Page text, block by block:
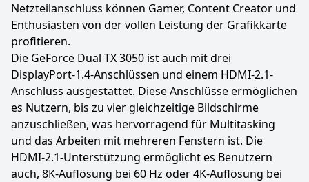
Netzteilanschluss können Gamer, Content Creator und
Enthusiasten von der vollen Leistung der Grafikkarte
profitieren.
Die GeForce Dual TX 3050 ist auch mit drei
DisplayPort-1.4-Anschlüssen und einem HDMI-2.1-
Anschluss ausgestattet. Diese Anschlüsse ermöglichen
es Nutzern, bis zu vier gleichzeitige Bildschirme
anzuschließen, was hervorragend für Multitasking
und das Arbeiten mit mehreren Fenstern ist. Die
HDMI-2.1-Unterstützung ermöglicht es Benutzern
auch, 8K-Auflösung bei 60 Hz oder 4K-Auflösung bei